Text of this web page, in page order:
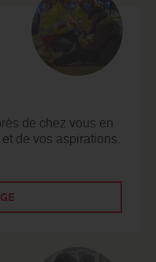
de chez vous en
de vos aspirations.